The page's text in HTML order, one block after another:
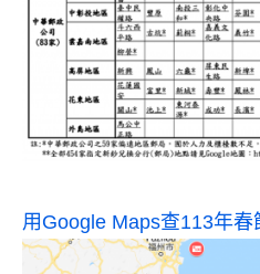
用Google Maps查113年